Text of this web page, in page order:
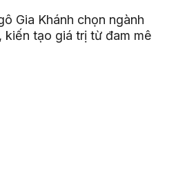
Gia Khánh chọn ngành
kiến tạo giá trị từ đam mê